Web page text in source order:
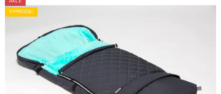
je
hvězdiček.
VÝPRODEJ